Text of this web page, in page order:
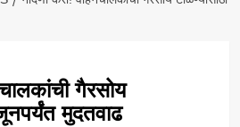
गैरसोय
मुदतवाढ